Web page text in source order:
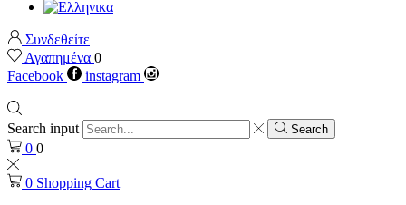
Συνδεθείτε
Αγαπημένα 0
Facebook
instagram
Search input Search
0 0
0 Shopping Cart